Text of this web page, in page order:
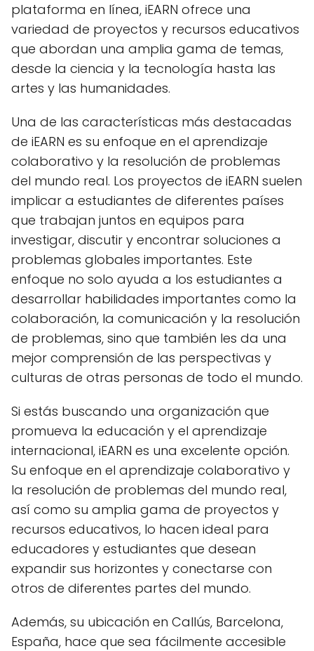
plataforma en línea, iEARN ofrece una
variedad de proyectos y recursos educativos
que abordan una amplia gama de temas,
desde la ciencia y la tecnología hasta las
artes y las humanidades.
Una de las características más destacadas
de iEARN es su enfoque en el aprendizaje
colaborativo y la resolución de problemas
del mundo real. Los proyectos de iEARN suelen
implicar a estudiantes de diferentes países
que trabajan juntos en equipos para
investigar, discutir y encontrar soluciones a
problemas globales importantes. Este
enfoque no solo ayuda a los estudiantes a
desarrollar habilidades importantes como la
colaboración, la comunicación y la resolución
de problemas, sino que también les da una
mejor comprensión de las perspectivas y
culturas de otras personas de todo el mundo.
Si estás buscando una organización que
promueva la educación y el aprendizaje
internacional, iEARN es una excelente opción.
Su enfoque en el aprendizaje colaborativo y
la resolución de problemas del mundo real,
así como su amplia gama de proyectos y
recursos educativos, lo hacen ideal para
educadores y estudiantes que desean
expandir sus horizontes y conectarse con
otros de diferentes partes del mundo.
Además, su ubicación en Callús, Barcelona,
España, hace que sea fácilmente accesible